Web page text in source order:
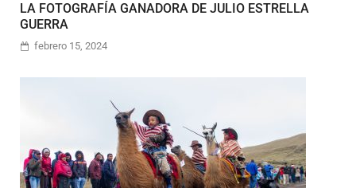
LA FOTOGRAFÍA GANADORA DE JULIO ESTRELLA
GUERRA
febrero 15, 2024